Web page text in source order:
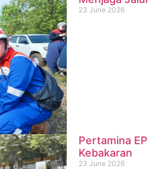
23 June 2026
Pertamina
Kebakaran
23 June 2026